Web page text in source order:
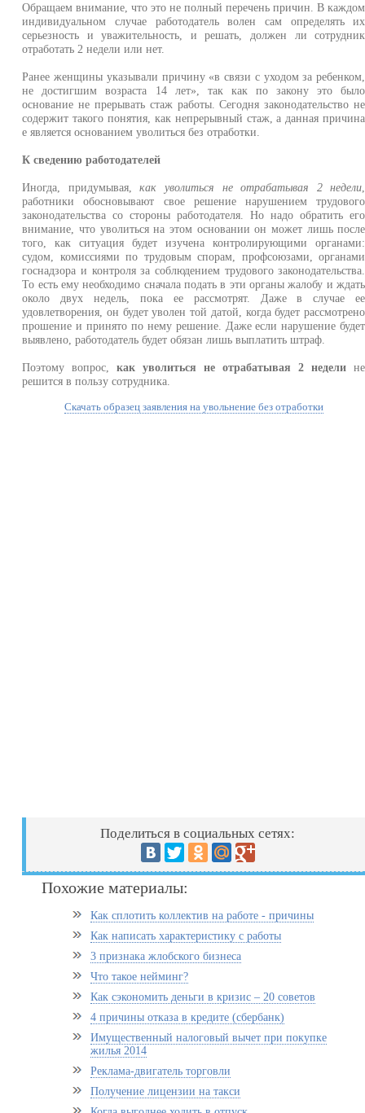
Обращаем внимание, что это не полный перечень причин. В каждом
индивидуальном случае работодатель волен сам определять их
серьезность и уважительность, и решать, должен ли сотрудник
отработать 2 недели или нет.
Ранее женщины указывали причину «в связи с уходом за ребенком,
не достигшим возраста 14 лет», так как по закону это было
основание не прерывать стаж работы. Сегодня законодательство не
содержит такого понятия, как непрерывный стаж, а данная причина
е является основанием уволиться без отработки.
К сведению работодателей
Иногда, придумывая,как уволиться не отрабатывая 2 недели
работники обосновывают свое решение нарушением трудового
законодательства со стороны работодателя. Но надо обратить его
внимание, что уволиться на этом основании он может лишь после
того, как ситуация будет изучена контролирующими органами:
судом, комиссиями по трудовым спорам, профсоюзами, органами
госнадзора и контроля за соблюдением трудового законодательства.
То есть ему необходимо сначала подать в эти органы жалобу и ждать
около двух недель, пока ее рассмотрят. Даже в случае ее
удовлетворения, он будет уволен той датой, когда будет рассмотрено
прошение и принято по нему решение. Даже если нарушение будет
выявлено, работодатель будет обязан лишь выплатить штраф.
Поэтому вопрос,как уволиться не отрабатывая 2 недели не
решится в пользу сотрудника.
Скачать образец заявления на увольнение без отработки
Поделиться в социальных сетях:
Похожие материалы:
Как сплотить коллектив на работе - причины
Как написать характеристику с работы
3 признака жлобского бизнеса
Что такое нейминг?
Как сэкономить деньги в кризис – 20 советов
4 причины отказа в кредите (сбербанк)
Имущественный налоговый вычет при покупке
жилья 2014
Реклама-двигатель торговли
Получение лицензии на такси